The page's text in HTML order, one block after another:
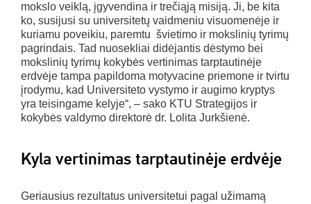
mokslo veiklą, įgyvendina ir trečiąją misiją. Ji, be kita
ko, susijusi su universitetų vaidmeniu visuomenėje ir
kuriamu poveikiu, paremtu švietimo ir mokslinių tyrimų
pagrindais. Tad nuosekliai didėjantis dėstymo bei
mokslinių tyrimų kokybės vertinimas tarptautinėje
erdvėje tampa papildoma motyvacine priemone ir tvirtu
įrodymu, kad Universiteto vystymo ir augimo kryptys
yra teisingame kelyje“, – sako KTU Strategijos ir
kokybės valdymo direktorė dr. Lolita Jurkšienė.
Kyla vertinimas tarptautinėje erdvėje
Geriausius rezultatus universitetui pagal užimamą